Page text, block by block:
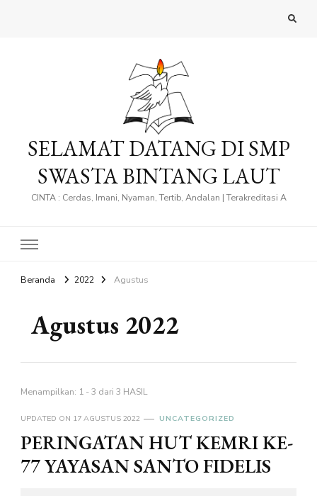
SELAMAT DATANG DI SMP
SWASTA BINTANG LAUT
CINTA : Cerdas, Imani, Nyaman, Tertib, Andalan | Terakreditasi A
Beranda 2022 Agustus
Agustus 2022
Menampilkan: 1 - 3 dari 3 HASIL
UPDATED ON 17 AGUSTUS 2022 UNCATEGORIZED
PERINGATAN HUT KEMRI KE-
77 YAYASAN SANTO FIDELIS